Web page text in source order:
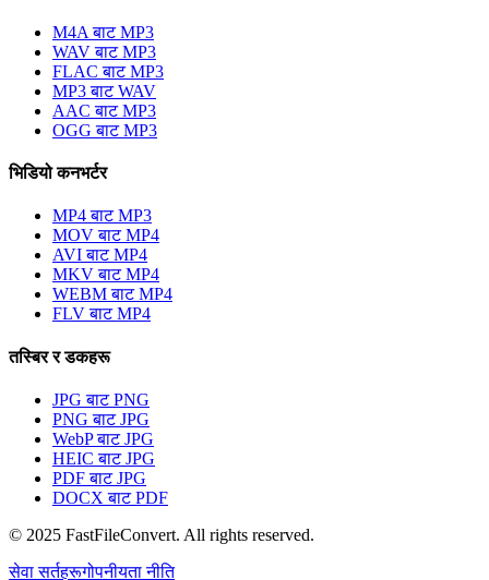
M4A बाट MP3
WAV बाट MP3
FLAC बाट MP3
MP3 बाट WAV
AAC बाट MP3
OGG बाट MP3
भिडियो कनभर्टर
MP4 बाट MP3
MOV बाट MP4
AVI बाट MP4
MKV बाट MP4
WEBM बाट MP4
FLV बाट MP4
तस्बिर र डकहरू
JPG बाट PNG
PNG बाट JPG
WebP बाट JPG
HEIC बाट JPG
PDF बाट JPG
DOCX बाट PDF
© 2025 FastFileConvert. All rights reserved.
सेवा सर्तहरूगोपनीयता नीति